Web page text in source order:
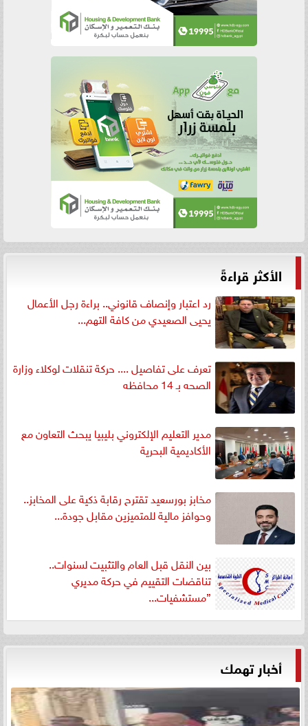
الأكثر قراءةً
رد اعتبار وإنصاف قانوني.. براءة رجل الأعمال
يحيى الصعيدي من كافة التهم...
تعرف على تفاصيل .... حركة تنقلات لوكلاء وزارة
الصحه بـ 14 محافظه
مدير التعليم الإلكتروني بليبيا يبحث التعاون مع
الأكاديمية البحرية
مخابز بورسعيد تقترح رقابة ذكية على المخابز..
وحوافز مالية للمتميزين مقابل جودة...
بين النقل قبل العام والتثبيت لسنوات..
تناقضات التقييم في حركة مديري
”مستشفيات...
أخبار تهمك